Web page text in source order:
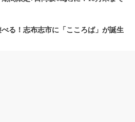
べる！志布志市に「こころば」が誕生